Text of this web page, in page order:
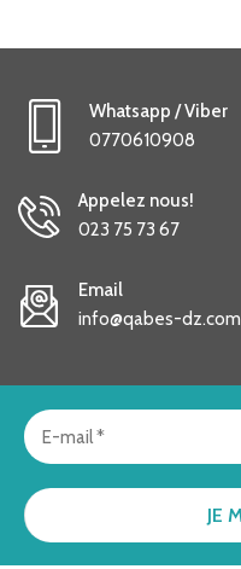
Whatsapp / Viber
0770610908
Appelez nous!
023 75 73 67
Email
info@qabes-dz.com